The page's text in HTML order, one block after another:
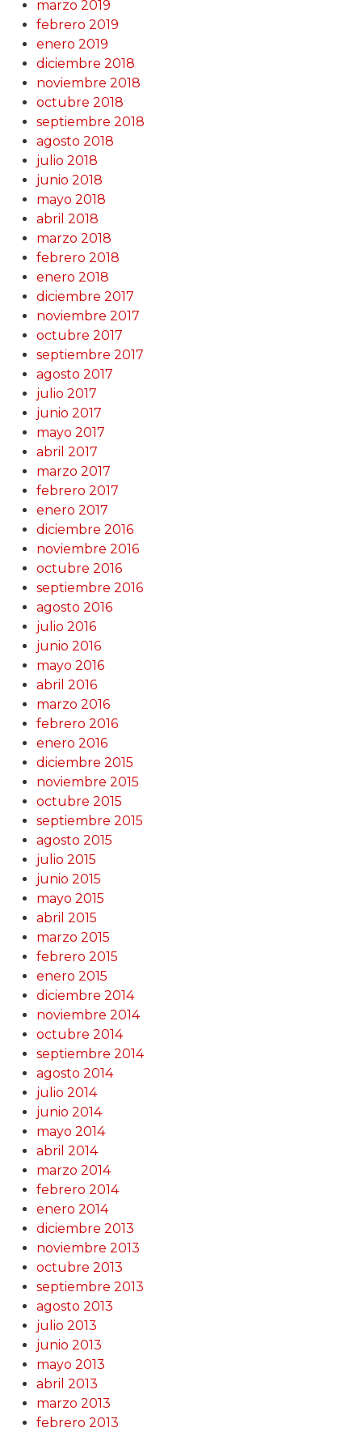
marzo 2019
febrero 2019
enero 2019
diciembre 2018
noviembre 2018
octubre 2018
septiembre 2018
agosto 2018
julio 2018
junio 2018
mayo 2018
abril 2018
marzo 2018
febrero 2018
enero 2018
diciembre 2017
noviembre 2017
octubre 2017
septiembre 2017
agosto 2017
julio 2017
junio 2017
mayo 2017
abril 2017
marzo 2017
febrero 2017
enero 2017
diciembre 2016
noviembre 2016
octubre 2016
septiembre 2016
agosto 2016
julio 2016
junio 2016
mayo 2016
abril 2016
marzo 2016
febrero 2016
enero 2016
diciembre 2015
noviembre 2015
octubre 2015
septiembre 2015
agosto 2015
julio 2015
junio 2015
mayo 2015
abril 2015
marzo 2015
febrero 2015
enero 2015
diciembre 2014
noviembre 2014
octubre 2014
septiembre 2014
agosto 2014
julio 2014
junio 2014
mayo 2014
abril 2014
marzo 2014
febrero 2014
enero 2014
diciembre 2013
noviembre 2013
octubre 2013
septiembre 2013
agosto 2013
julio 2013
junio 2013
mayo 2013
abril 2013
marzo 2013
febrero 2013